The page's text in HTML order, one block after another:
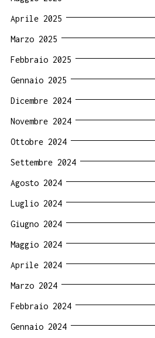
Aprile 2025
Marzo 2025
Febbraio 2025
Gennaio 2025
Dicembre 2024
Novembre 2024
Ottobre 2024
Settembre 2024
Agosto 2024
Luglio 2024
Giugno 2024
Maggio 2024
Aprile 2024
Marzo 2024
Febbraio 2024
Gennaio 2024